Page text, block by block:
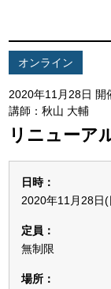
オンライン
2020年11月28日 開
講師：秋山 大輔
リニューア
日時：
2020年11月28日
定員：
無制限
場所：